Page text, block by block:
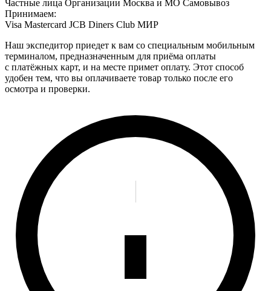
Частные лица Организации Москва и МО Самовывоз
Принимаем:
Visa Mastercard JCB Diners Club МИР
Наш экспедитор приедет к вам со специальным мобильным
терминалом, предназначенным для приёма оплаты
с платёжных карт, и на месте примет оплату. Этот способ
удобен тем, что вы оплачиваете товар только после его
осмотра и проверки.